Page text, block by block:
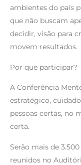
ambientes do país
que não buscam
decidir, visão para
movem resultados.
Por que participar?
A Conferência
estratégico,
pessoas certas, no
certa.
Serão mais de
reunidos no